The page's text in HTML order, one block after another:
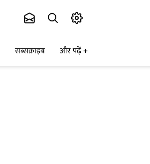
सब्सक्राइब और पढ़ें